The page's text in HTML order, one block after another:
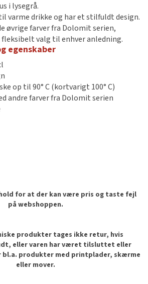
i lysegrå.
varme drikke og har et stilfuldt design.
øvrige farver fra Dolomit serien,
valg til enhver anledning.
egenskaber
op til 90° C (kortvarigt 100° C)
andre farver fra Dolomit serien
for at der kan være pris og taste fejl
på webshoppen.
produkter tages ikke retur, hvis
eller varen har været tilsluttet eller
produkter med printplader, skærme
eller mover.